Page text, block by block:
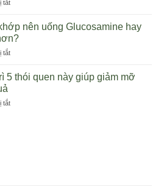
tại
Nam
phối
Health
chính
toàn
tắtở
nào
thì
nên
uống
cá
một
nên uống Glucosamine hay
tắtở
bị
nên
5 thói quen này giúp giảm mỡ
tắtở